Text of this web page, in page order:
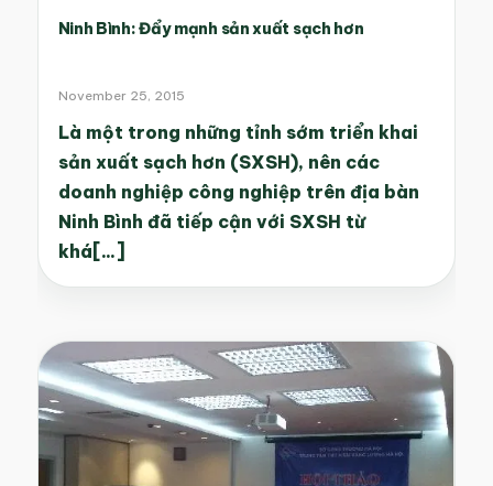
Ninh Bình: Đẩy mạnh sản xuất sạch hơn
November 25, 2015
Là một trong những tỉnh sớm triển khai
sản xuất sạch hơn (SXSH), nên các
doanh nghiệp công nghiệp trên địa bàn
Ninh Bình đã tiếp cận với SXSH từ
khá[...]